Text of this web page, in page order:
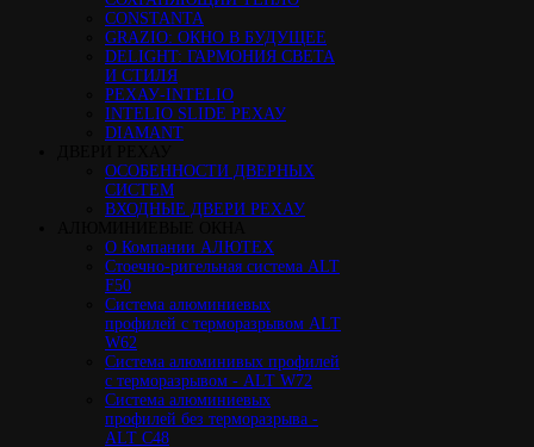
CONSTANTA
GRAZIO: ОКНО В БУДУЩЕЕ
DELIGHT: ГАРМОНИЯ СВЕТА
И СТИЛЯ
РЕХАУ-INTELIO
INTELIO SLIDE РЕХАУ
DIAMANT
ОСОБЕННОСТИ ДВЕРНЫХ
СИСТЕМ
ВХОДНЫЕ ДВЕРИ РЕХАУ
О Компании АЛЮТЕХ
Стоечно-ригельная система ALT
F50
Cистема алюминиевых
профилей с терморазрывом ALT
W62
Система алюминивых профилей
с терморазрывом - ALT W72
Cистема алюминиевых
профилей без терморазрыва -
ALT C48